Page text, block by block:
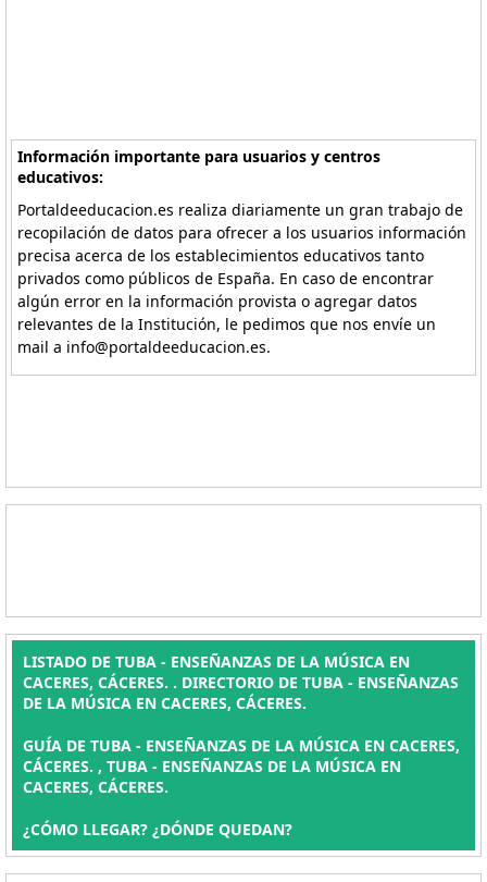
Información importante para usuarios y centros
educativos:
Portaldeeducacion.es realiza diariamente un gran trabajo de
recopilación de datos para ofrecer a los usuarios información
precisa acerca de los establecimientos educativos tanto
privados como públicos de España. En caso de encontrar
algún error en la información provista o agregar datos
relevantes de la Institución, le pedimos que nos envíe un
mail a info@portaldeeducacion.es.
LISTADO DE TUBA - ENSEÑANZAS DE LA MÚSICA EN
CACERES, CÁCERES. . DIRECTORIO DE TUBA - ENSEÑANZAS
DE LA MÚSICA EN CACERES, CÁCERES.
GUÍA DE TUBA - ENSEÑANZAS DE LA MÚSICA EN CACERES,
CÁCERES. , TUBA - ENSEÑANZAS DE LA MÚSICA EN
CACERES, CÁCERES.
¿CÓMO LLEGAR? ¿DÓNDE QUEDAN?